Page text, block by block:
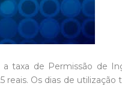
taxa de Permissão de
reais. Os dias de